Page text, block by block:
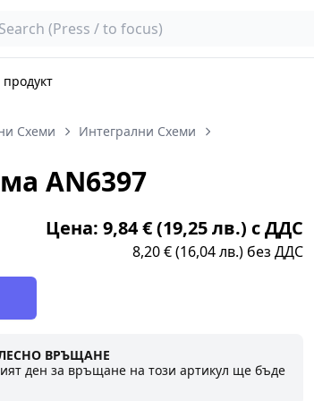
Схеми
Интегрални Схеми
AN6397
Цена: 9,84 € (19,25 лв.) с ДДС
8,20 € (16,04 лв.) без ДДС
ВРЪЩАНЕ
ден за връщане на този артикул ще бъде